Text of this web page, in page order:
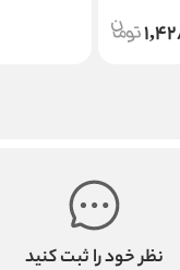
نظر خود را ثبت کنید